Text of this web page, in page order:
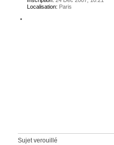
Localisation: Paris
Sujet verouillé